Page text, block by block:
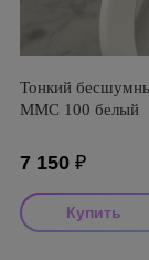
Тонкий
ММC 100 белый
7 150 ₽